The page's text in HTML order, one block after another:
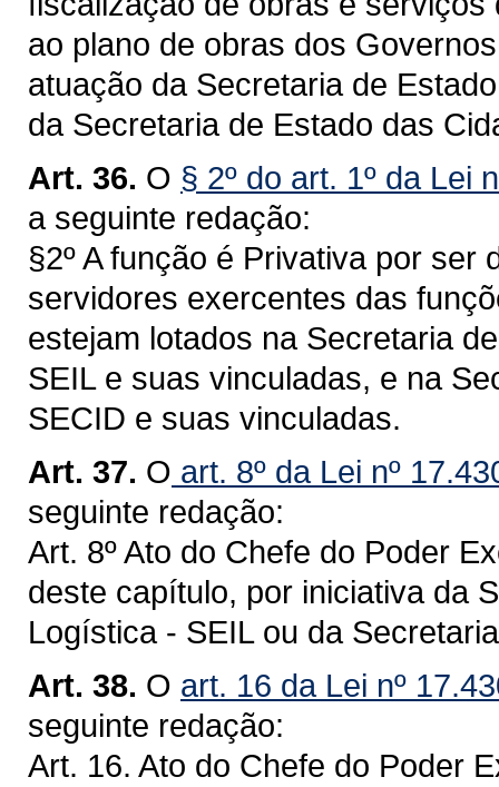
ao plano de obras dos
atuação da Secretaria de
da Secretaria de Estado das
Art. 36. O § 2º do art. 1º da Lei
a seguinte redação:
§2º A função é Privativa por
servidores exercentes das
estejam lotados na Secretaria
SEIL e suas vinculadas, e na
SECID e suas vinculadas.
Art. 37. O art. 8º da Lei nº
seguinte redação:
Art. 8º Ato do Chefe do Poder
deste capítulo, por iniciativa da
Logística - SEIL ou da
Art. 38. O art. 16 da Lei nº
seguinte redação:
Art. 16. Ato do Chefe do Poder